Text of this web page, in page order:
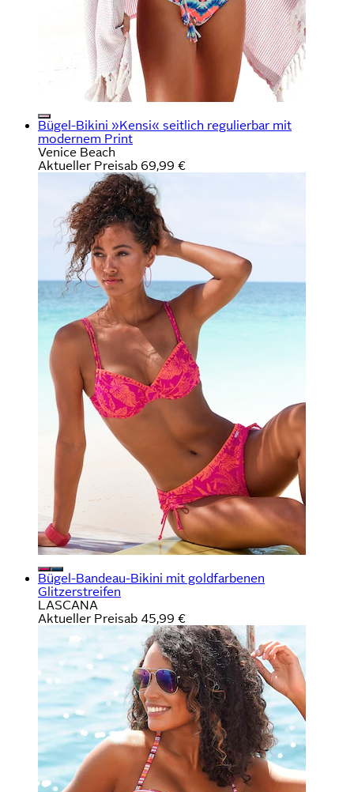
Bügel-Bikini »Kensi« seitlich regulierbar mit
modernem Print
Venice Beach
Aktueller Preisab 69,99 €
Bügel-Bandeau-Bikini mit goldfarbenen
Glitzerstreifen
LASCANA
Aktueller Preisab 45,99 €